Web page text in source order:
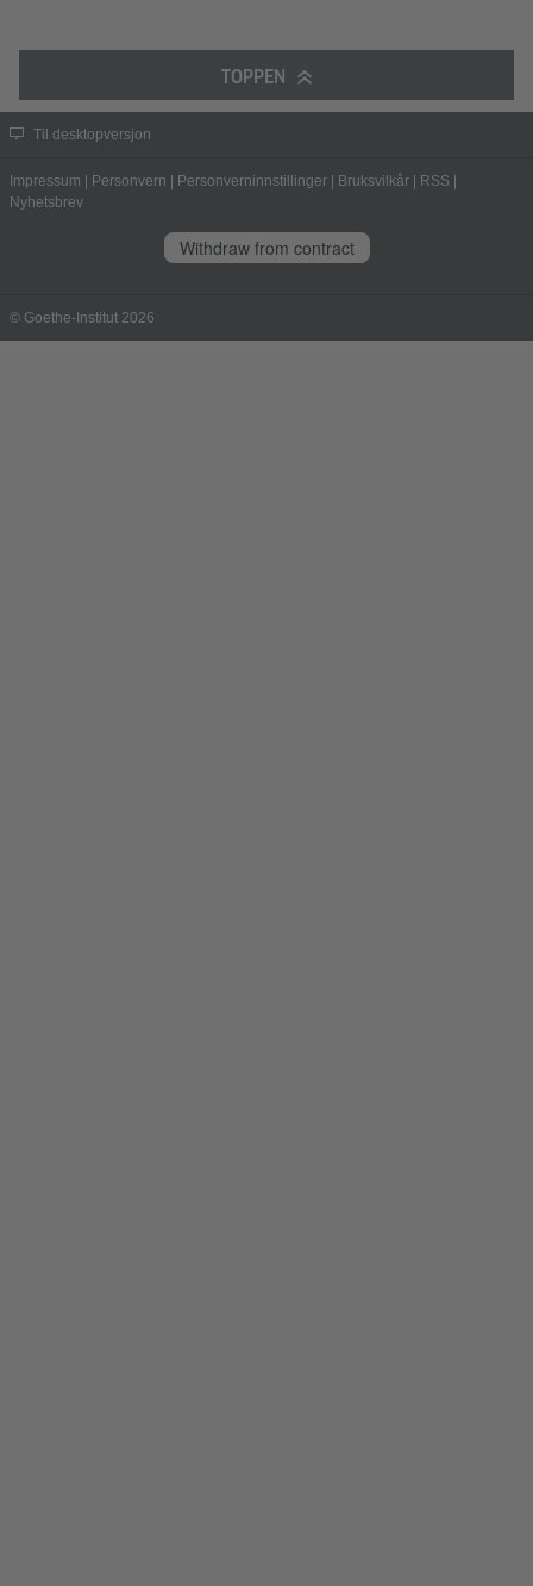
TOPPEN
Til desktopversjon
Impressum | Personvern | Personverninnstillinger | Bruksvilkår | RSS |
Nyhetsbrev
Withdraw from contract
© Goethe-Institut 2026